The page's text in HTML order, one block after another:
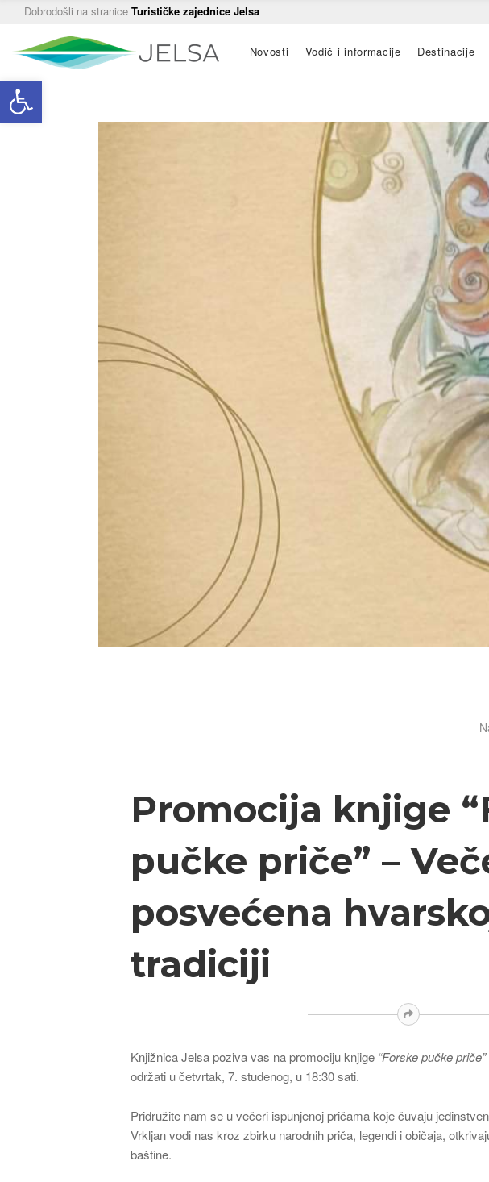
Open toolbar
Dobrodošli na stranice Turističke zajednice Jelsa
Main
Novosti Vodič i informacije Destinacije
Promocija knjige
pučke priče” –
posvećena
tradiciji
Knjižnica Jelsa poziva vas na promociju knjige “Forske pučke priče”
održati u četvrtak, 7. studenog, u 18:30 sati.
Pridružite nam se u večeri ispunjenoj pričama koje čuvaju
Vrkljan vodi nas kroz zbirku narodnih priča, legendi i običaja,
baštine.